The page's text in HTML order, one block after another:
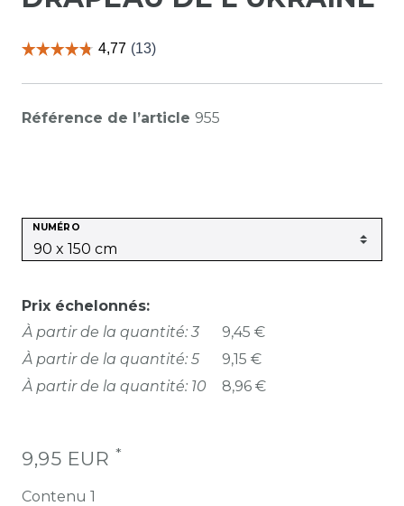
Référence de l’article 955
NUMÉRO
Prix échelonnés:
À partir de la quantité: 3
9,45 €
À partir de la quantité: 5
9,15 €
À partir de la quantité: 10
8,96 €
9,95 EUR *
Contenu 1